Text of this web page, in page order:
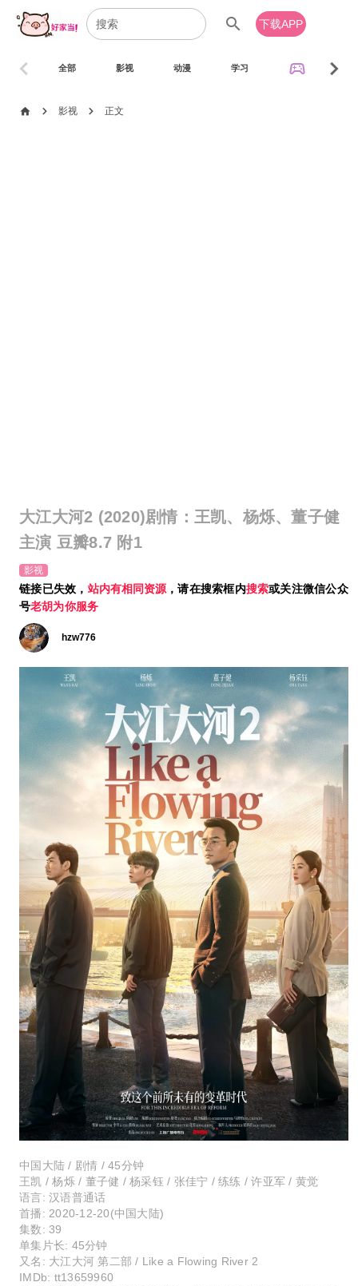
search 下载APP
全部 影视 动漫 学习 sports_esports
chevron_left chevron_right
home chevron_right 影视 chevron_right 正文
大江大河2 (2020)剧情：王凯、杨烁、董子健
主演 豆瓣8.7 附1
影视
链接已失效， 站内有相同资源 ，请在搜索框内搜索或关注微信公众
号老胡为你服务
hzw776
中国大陆 / 剧情 / 45分钟
王凯 / 杨烁 / 董子健 / 杨采钰 / 张佳宁 / 练练 / 许亚军 / 黄觉
语言:汉语普通话
首播:2020-12-20(中国大陆)
集数:39
单集片长: 45分钟
又名: 大江大河 第二部 / Like a Flowing River 2
IMDb: tt13659960